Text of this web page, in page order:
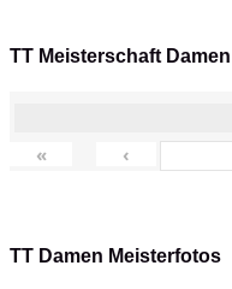
TT Meisterschaft Damen
« ‹
TT Damen Meisterfotos